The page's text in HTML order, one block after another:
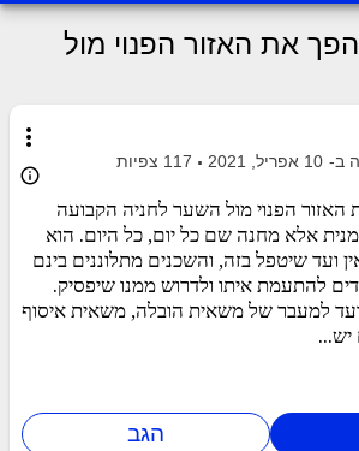
את האזור הפנוי מול
more_vert
ב- 10 אפריל, 2021 117 צפיות
info_outline
הפנוי מול השער לחניה הקבועה
אלא מחנה שם כל יום, כל היום. הוא
ועד שיטפל בזה, והשכנים מתלוננים בינם
להתעמת איתו ולדרוש ממנו שיפסיק.
למעבר של משאית הובלה, משאית איסוף
יש...